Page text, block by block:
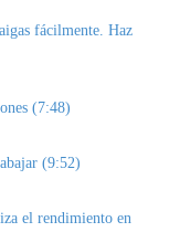
fácilmente. Haz
(7:48)
(9:52)
el rendimiento en